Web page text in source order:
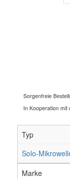
Sorgenfreie
In Kooperation mit
Typ
Solo-
Marke